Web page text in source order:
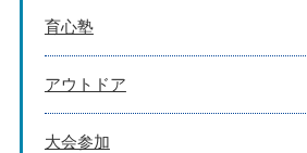
育心塾
アウトドア
大会参加